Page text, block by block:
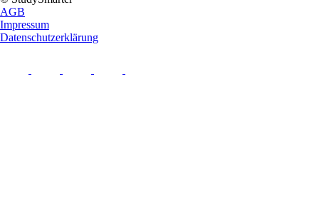
AGB
Impressum
Datenschutzerklärung